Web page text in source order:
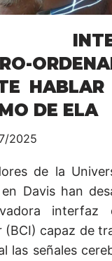
DE ELA
2025
de la
Davis han
interfaz
(BCI) capaz de
las señales